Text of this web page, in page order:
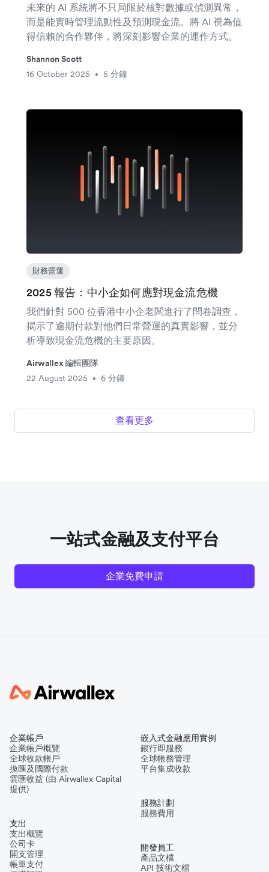
未來的 AI 系統將不只局限於核對數據或偵測異常，
而是能實時管理流動性及預測現金流。將 AI 視為值
得信賴的合作夥伴，將深刻影響企業的運作方式。
Shannon Scott
16 October 2025
• 5 分鐘
財務營運
2025 報告：中小企如何應對現金流危機
我們針對 500 位香港中小企老闆進行了問卷調查，
揭示了逾期付款對他們日常營運的真實影響，並分
析導致現金流危機的主要原因。
Airwallex 編輯團隊
22 August 2025
• 6 分鐘
查看更多
一站式金融及支付平台
企業免費申請
企業帳戶
企業帳戶概覽
全球收款帳戶
換匯及國際付款
雲匯收益 (由 Airwallex Capital
提供)
支出
支出概覽
公司卡
開支管理
帳單支付
嵌入式金融應用實例
銀行即服務
全球帳務管理
平台集成收款
服務計劃
服務費用
開發員工
產品文檔
API 技術文檔